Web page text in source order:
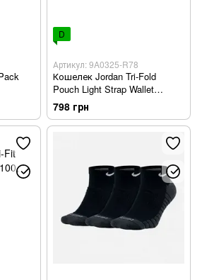
D
Артикул: 9A0325-R78
Кошелек Jordan Tri-Fold
Pouch Light Strap Wallet
9A0325-R78
798 грн